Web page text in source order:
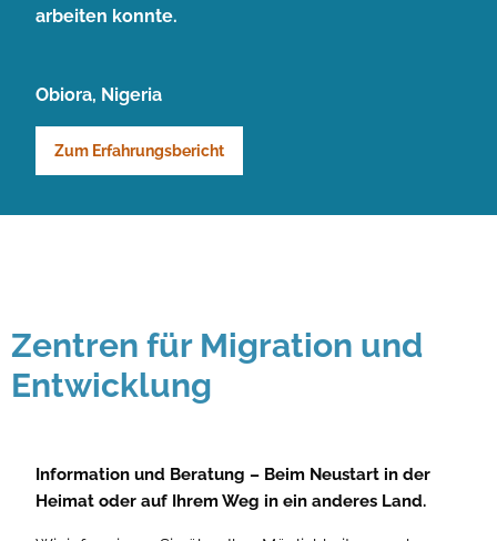
arbeiten konnte.
Obiora, Nigeria
Zum Erfahrungsbericht
Zentren für Migration und
Entwicklung
Information und Beratung – Beim Neustart in der
Heimat oder auf Ihrem Weg in ein anderes Land.